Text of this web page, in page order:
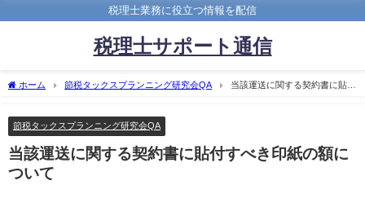
税理士業務に役立つ情報を配信
税理士サポート通信
ホーム 節税タックスプランニング研究会QA
当該運送に関する契約書に貼付
節税タックスプランニング研究会QA
当該運送に関する契約書に貼付すべき印紙の額に
ついて